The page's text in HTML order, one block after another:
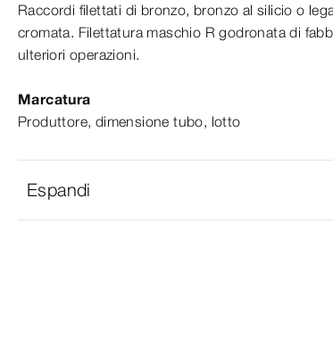
Raccordi filettati di bronzo, bronzo al silicio o
cromata. Filettatura maschio R godronata di
ulteriori operazioni.
Marcatura
Produttore, dimensione tubo, lotto
Espandi